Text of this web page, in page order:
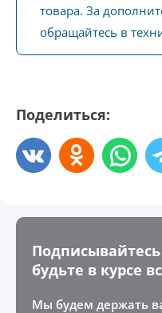
товара. За
обращайтесь в
Поделиться:
будьте в курсе
Мы будем держать